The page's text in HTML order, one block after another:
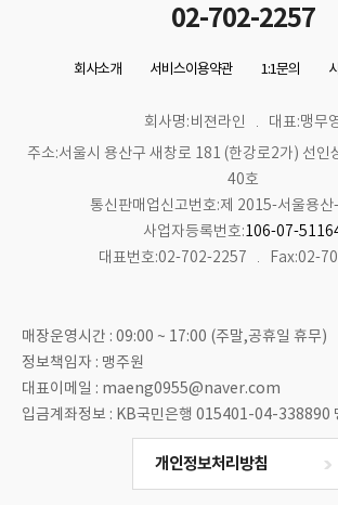
02-702-2257
회사소개 서비스이용약관 1:1문의
회사명:비젼라인
대표:맹무
주소:서울시 용산구 새창로 181 (한강로2가) 선인
40호
통신판매업신고번호:제 2015-서울용
사업자등록번호:106-07-
대표번호:02-702-2257
Fax:02-
매장운영시간 : 09:00 ~ 17:00 (주말,공휴일 휴무)
정보책임자 : 맹주원
대표이메일 : maeng0955@naver.com
입금계좌정보 : KB국민은행 015401-04-338890
개인정보처리방침